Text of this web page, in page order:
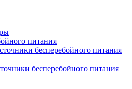
питания
бесперебойного питания
бесперебойного питания